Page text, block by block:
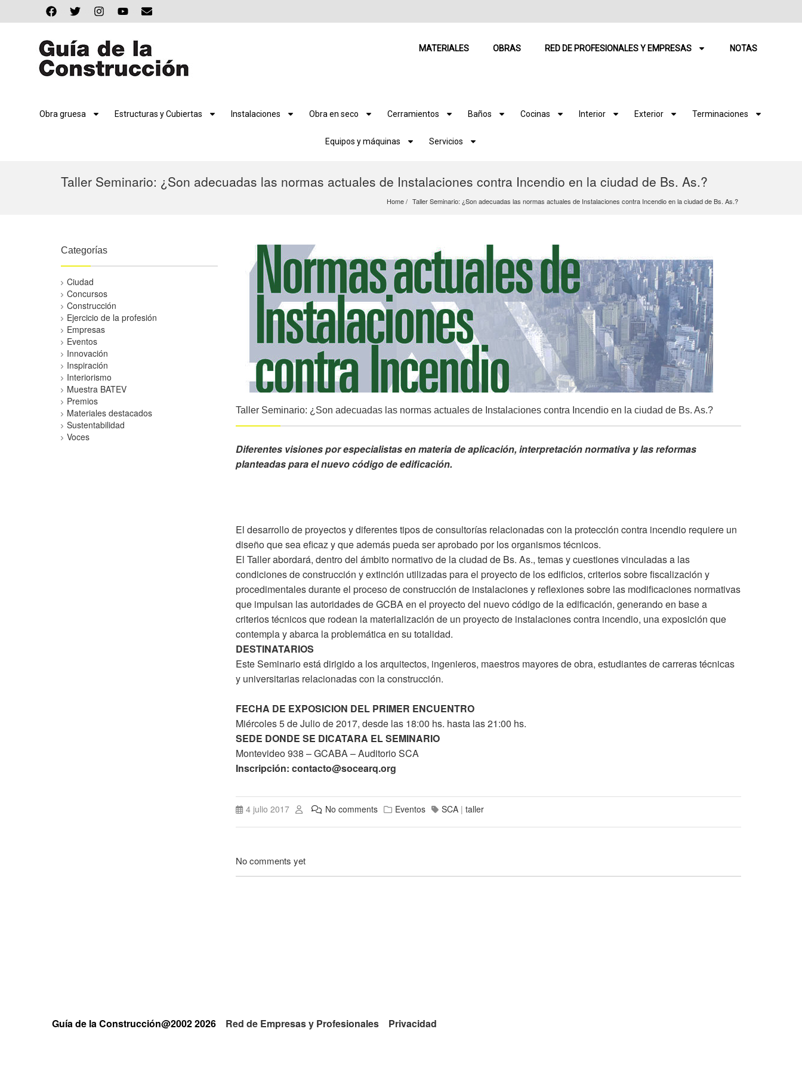
MATERIALES OBRAS RED DE PROFESIONALES Y EMPRESAS NOTAS
Obra gruesa Estructuras y Cubiertas Instalaciones Obra en seco Cerramientos Baños Cocinas Interior Exterior Terminaciones
Equipos y máquinas Servicios
Taller Seminario: ¿Son adecuadas las normas actuales de Instalaciones contra Incendio en la ciudad de Bs. As.?
Home Taller Seminario: ¿Son adecuadas las normas actuales de Instalaciones contra Incendio en la ciudad de Bs. As.?
Categorías
Ciudad
Concursos
Construcción
Ejercicio de la profesión
Empresas
Eventos
Innovación
Inspiración
Interiorismo
Muestra BATEV
Premios
Materiales destacados
Sustentabilidad
Voces
Taller Seminario: ¿Son adecuadas las normas actuales de Instalaciones contra Incendio en la ciudad de Bs. As.?
Diferentes visiones por especialistas en materia de aplicación, interpretación normativa y las reformas
planteadas para el nuevo código de edificación.
El desarrollo de proyectos y diferentes tipos de consultorías relacionadas con la protección contra incendio requiere un
diseño que sea eficaz y que además pueda ser aprobado por los organismos técnicos.
El Taller abordará, dentro del ámbito normativo de la ciudad de Bs. As., temas y cuestiones vinculadas a las
condiciones de construcción y extinción utilizadas para el proyecto de los edificios, criterios sobre fiscalización y
procedimentales durante el proceso de construcción de instalaciones y reflexiones sobre las modificaciones normativas
que impulsan las autoridades de GCBA en el proyecto del nuevo código de la edificación, generando en base a
criterios técnicos que rodean la materialización de un proyecto de instalaciones contra incendio, una exposición que
contempla y abarca la problemática en su totalidad.
DESTINATARIOS
Este Seminario está dirigido a los arquitectos, ingenieros, maestros mayores de obra, estudiantes de carreras técnicas
y universitarias relacionadas con la construcción.
FECHA DE EXPOSICION DEL PRIMER ENCUENTRO
Miércoles 5 de Julio de 2017, desde las 18:00 hs. hasta las 21:00 hs.
SEDE DONDE SE DICATARA EL SEMINARIO
Montevideo 938 – GCABA – Auditorio SCA
Inscripción: contacto@socearq.org
4 julio 2017 No comments Eventos SCA| taller
No comments yet
Guía de la Construcción@2002 2026 Red de Empresas y Profesionales Privacidad